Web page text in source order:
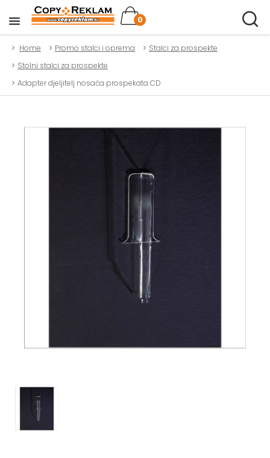
0
Home Promo stalci i oprema
Stalci za prospekte
Stolni stalci za prospekte
Adapter djeljitelj nosača prospekata CD